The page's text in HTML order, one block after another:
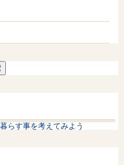
らす事を考えてみよう